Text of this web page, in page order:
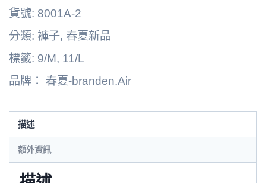
3203B
數
量
貨號: 8001A-2
分類: 褲子, 春夏新品
標籤: 9/M, 11/L
品牌： 春夏-branden.Air
描述
額外資訊